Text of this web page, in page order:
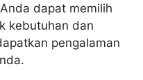
dapat memilih
kebutuhan dan
pengalaman